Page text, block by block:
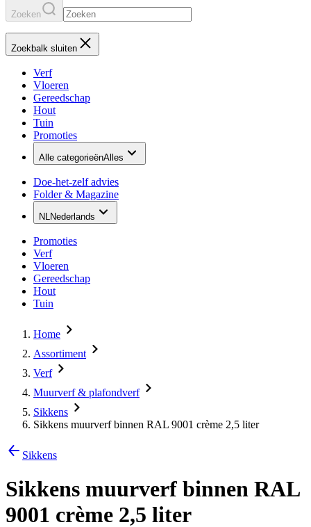
Zoeken
Zoekbalk sluiten
Verf
Vloeren
Gereedschap
Hout
Tuin
Promoties
Alle categorieënAlles
Doe-het-zelf advies
Folder & Magazine
NLNederlands
Promoties
Verf
Vloeren
Gereedschap
Hout
Tuin
Home
Assortiment
Verf
Muurverf & plafondverf
Sikkens
Sikkens muurverf binnen RAL 9001 crème 2,5 liter
Sikkens
Sikkens muurverf binnen RAL
9001 crème 2,5 liter